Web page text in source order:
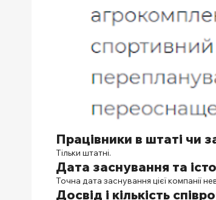
Працівники в штаті чи
Тільки штатні.
Дата заснування та
Точна дата заснування цієї компанії
Досвід і кількість